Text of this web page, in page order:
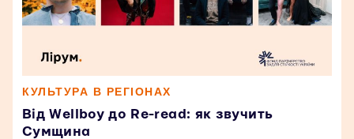
КУЛЬТУРА В РЕГІОНАХ
Від Wellboy до Re-read: як звучить
Сумщина